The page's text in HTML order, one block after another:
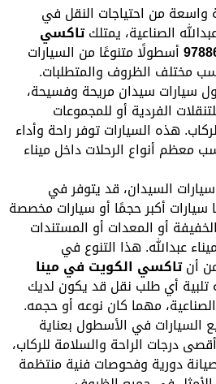
من احتياجات النقل في
الصناعية، يمتلكتاكسي
أسطولًا متنوعًا من السيارات
الظروف والمتطلبات.
سيدان مريحة وفسيحة،
الفردية أو للمجموعات
هذه السيارات توفر راحة وأداء
أنواع الرحلات داخل ميناء
السيدان، قد يتوفر في
أكبر حجمًا أو سيارات مخصصة
أو المعدات أو المستندات
عبدالله. هذا التنوع في
تاكسي الكويت في مينا
أي طلب نقل قد يكون لديك
مهما كان نوعه أو حجمه.
في الأسطول بعناية
درجات الراحة والسلامة للركاب،
دورية وفحوصات فنية منتظمة